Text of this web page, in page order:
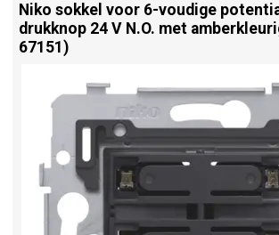
Niko sokkel voor 6-voudige
drukknop 24 V N.O. met
67151)